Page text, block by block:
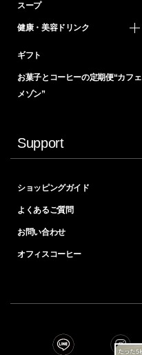
スープ
健康・美容ドリンク
ギフト
お菓子とコーヒーの定期便“カフェ
メゾン”
Support
ショッピングガイド
よくあるご質問
お問い合わせ
オフィスコーヒー